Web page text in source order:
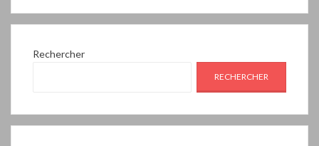
Rechercher
RECHERCHER